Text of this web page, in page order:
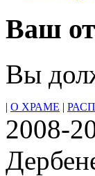
Ваш
Вы
| О ХРАМЕ |
2008-